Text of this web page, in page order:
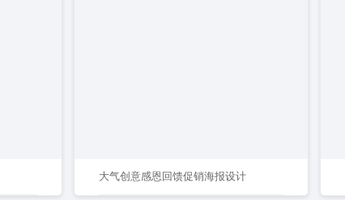
大气创意感恩回馈促销海报设计